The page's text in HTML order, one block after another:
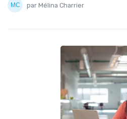
par Mélina Charrier